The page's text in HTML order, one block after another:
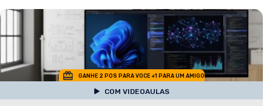
GANHE 2 POS PARA VOCE +1 PARA UM AMIGO
COM VIDEOAULAS